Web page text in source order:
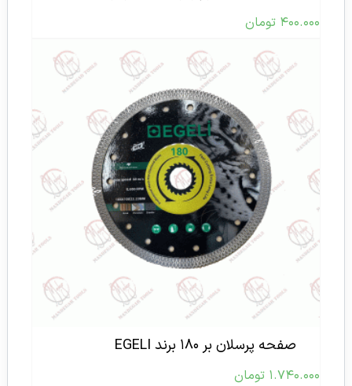
۴۰۰.۰۰۰ تومان
صفحه پرسلان بر ۱۸۰ برند EGELI
۱.۷۴۰.۰۰۰ تومان